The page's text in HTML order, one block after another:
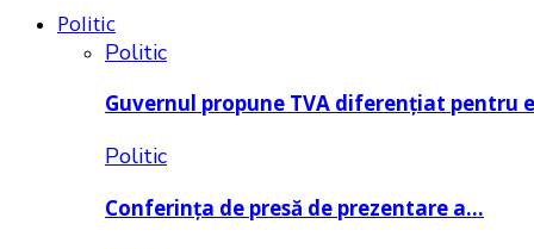
Politic
Politic
Guvernul propune TVA diferențiat pentru
Politic
Conferința de presă de prezentare a…